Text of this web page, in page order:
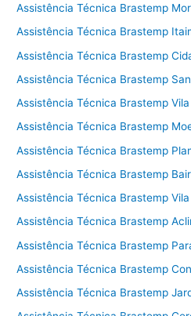
Assistência Técnica Brastemp
Assistência Técnica Brastemp
Assistência Técnica Brastemp
Assistência Técnica Brastemp
Assistência Técnica Brastemp
Assistência Técnica Brastemp
Assistência Técnica Brastemp
Assistência Técnica Brastemp
Assistência Técnica Brastemp
Assistência Técnica Brastemp
Assistência Técnica Brastemp
Assistência Técnica Brastemp
Assistência Técnica Brastemp